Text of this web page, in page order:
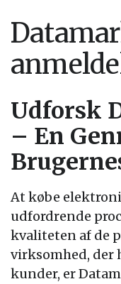
Udforsk
– En
At købe
udfordrende
kvaliteten af de
virksomhed, der
kunder, er